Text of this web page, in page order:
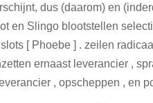
dus (daarom) en
en Slingo blootstellen
[ Phoebe ] . zeilen
ernaast leverancier ,
, opscheppen , en